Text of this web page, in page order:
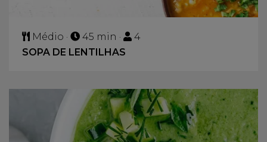
Médio · 45 min ·
4
SOPA DE LENTILHAS